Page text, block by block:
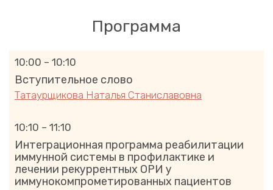
Программа
10:00 – 10:10
Вступительное слово
Татаурщикова Наталья Станиславовна
10:10 – 11:10
Интеграционная программа реабилитации
иммунной системы в профилактике и
лечении рекуррентных ОРИ у
иммунокомпрометированных пациентов